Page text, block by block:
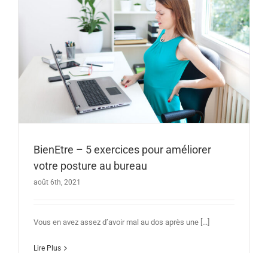
BienEtre – 5 exercices pour améliorer
votre posture au bureau
août 6th, 2021
Vous en avez assez d’avoir mal au dos après une [...]
Lire Plus